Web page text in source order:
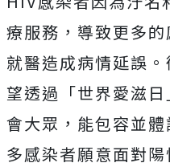
療服務，導致更多
就醫造成病情延誤
望透過「世界愛滋
會大眾，能包容並
多感染者願意面對